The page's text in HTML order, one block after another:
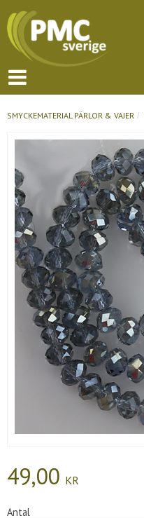
SMYCKEMATERIAL PÄRLOR & VAJER
49,00 KR
Antal